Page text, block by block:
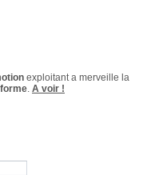
exploitant a merveille la
. A voir !